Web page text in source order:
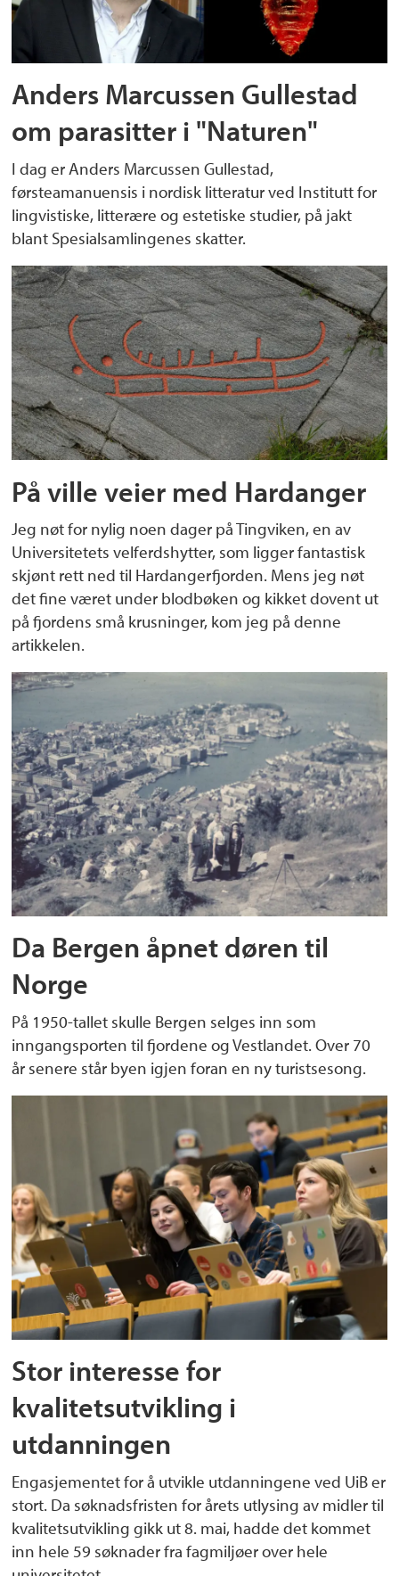
Anders Marcussen Gullestad
om parasitter i "Naturen"
I dag er Anders Marcussen Gullestad,
førsteamanuensis i nordisk litteratur ved Institutt for
lingvistiske, litterære og estetiske studier, på jakt
blant Spesialsamlingenes skatter.
På ville veier med Hardanger
Jeg nøt for nylig noen dager på Tingviken, en av
Universitetets velferdshytter, som ligger fantastisk
skjønt rett ned til Hardangerfjorden. Mens jeg nøt
det fine været under blodbøken og kikket dovent ut
på fjordens små krusninger, kom jeg på denne
artikkelen.
Da Bergen åpnet døren til
Norge
På 1950-tallet skulle Bergen selges inn som
inngangsporten til fjordene og Vestlandet. Over 70
år senere står byen igjen foran en ny turistsesong.
Stor interesse for
kvalitetsutvikling i
utdanningen
Engasjementet for å utvikle utdanningene ved UiB er
stort. Da søknadsfristen for årets utlysing av midler til
kvalitetsutvikling gikk ut 8. mai, hadde det kommet
inn hele 59 søknader fra fagmiljøer over hele